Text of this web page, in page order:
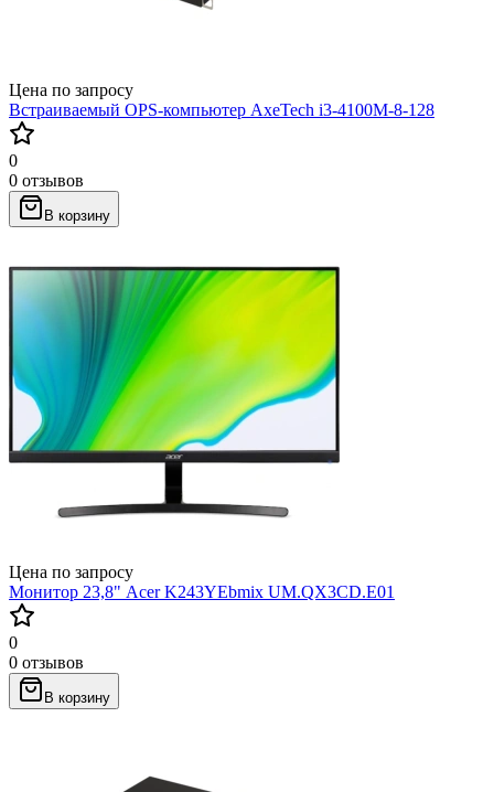
Цена по запросу
Встраиваемый OPS-компьютер AxeTech i3-4100M-8-128
0
0 отзывов
В корзину
Цена по запросу
Монитор 23,8" Acer K243YEbmix UM.QX3CD.E01
0
0 отзывов
В корзину